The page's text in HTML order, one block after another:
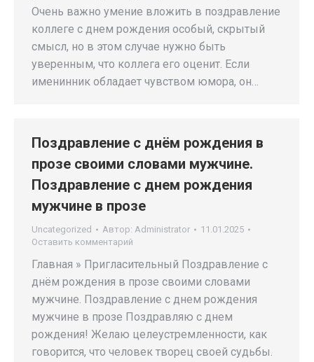
Очень важно умение вложить в поздравление
коллеге с днем рождения особый, скрытый
смысл, но в этом случае нужно быть
уверенным, что коллега его оценит. Если
именинник обладает чувством юмора, он…
Поздравление с днём рождения в
прозе своими словами мужчине.
Поздравление с днем рождения
мужчине в прозе
Uncategorized Автор: Administrator
11.01.2025
Оставить комментарий
Главная » Пригласительный Поздравление с
днём рождения в прозе своими словами
мужчине. Поздравление с днем рождения
мужчине в прозе Поздравляю с днем
рождения! Желаю целеустремленности, как
говорится, что человек творец своей судьбы.